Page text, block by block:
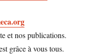
et nos publications.
grâce à vous tous.